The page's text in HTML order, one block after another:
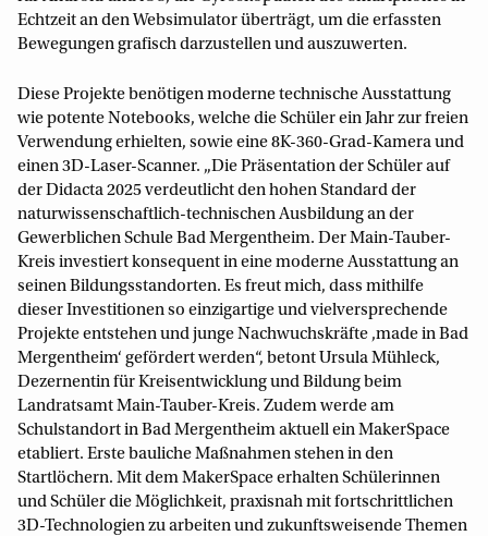
Echtzeit an den Websimulator überträgt, um die erfassten
Bewegungen grafisch darzustellen und auszuwerten.
Diese Projekte benötigen moderne technische Ausstattung
wie potente Notebooks, welche die Schüler ein Jahr zur freien
Verwendung erhielten, sowie eine 8K-360-Grad-Kamera und
einen 3D-Laser-Scanner. „Die Präsentation der Schüler auf
der Didacta 2025 verdeutlicht den hohen Standard der
naturwissenschaftlich-technischen Ausbildung an der
Gewerblichen Schule Bad Mergentheim. Der Main-Tauber-
Kreis investiert konsequent in eine moderne Ausstattung an
seinen Bildungsstandorten. Es freut mich, dass mithilfe
dieser Investitionen so einzigartige und vielversprechende
Projekte entstehen und junge Nachwuchskräfte ‚made in Bad
Mergentheim‘ gefördert werden“, betont Ursula Mühleck,
Dezernentin für Kreisentwicklung und Bildung beim
Landratsamt Main-Tauber-Kreis. Zudem werde am
Schulstandort in Bad Mergentheim aktuell ein MakerSpace
etabliert. Erste bauliche Maßnahmen stehen in den
Startlöchern. Mit dem MakerSpace erhalten Schülerinnen
und Schüler die Möglichkeit, praxisnah mit fortschrittlichen
3D-Technologien zu arbeiten und zukunftsweisende Themen